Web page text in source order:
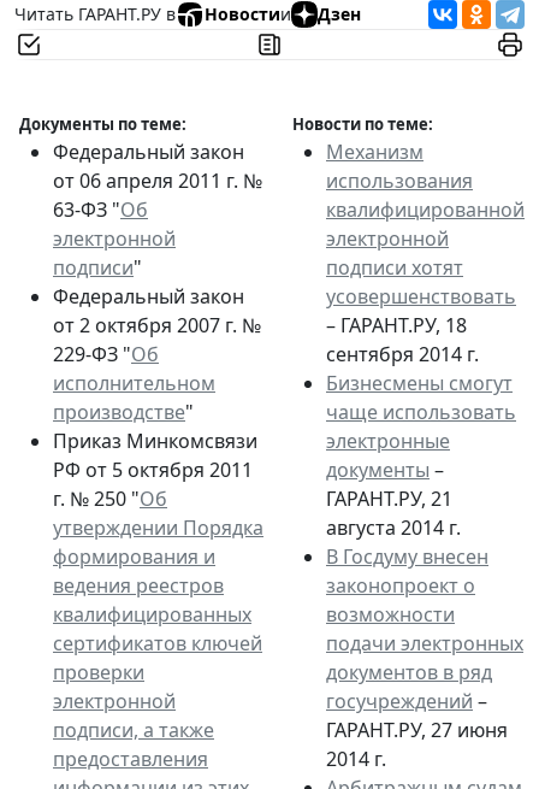
Читать ГАРАНТ.РУ в
Новостии Дзен
Документы по теме: Новости по теме:
Федеральный закон
от 06 апреля 2011 г. №
63-ФЗ "Об
электронной
подписи"
Федеральный закон
от 2 октября 2007 г. №
229-ФЗ "Об
исполнительном
производстве"
Приказ Минкомсвязи
РФ от 5 октября 2011
г. № 250 "Об
утверждении Порядка
формирования и
ведения реестров
квалифицированных
сертификатов ключей
проверки
электронной
подписи, а также
предоставления
Механизм
использования
квалифицированной
электронной
подписи хотят
усовершенствовать
– ГАРАНТ.РУ, 18
сентября 2014 г.
Бизнесмены смогут
чаще использовать
электронные
документы –
ГАРАНТ.РУ, 21
августа 2014 г.
В Госдуму внесен
законопроект о
возможности
подачи электронных
документов в ряд
госучреждений –
ГАРАНТ.РУ, 27 июня
2014 г.